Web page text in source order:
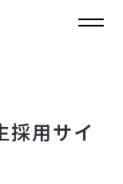
採用サイ